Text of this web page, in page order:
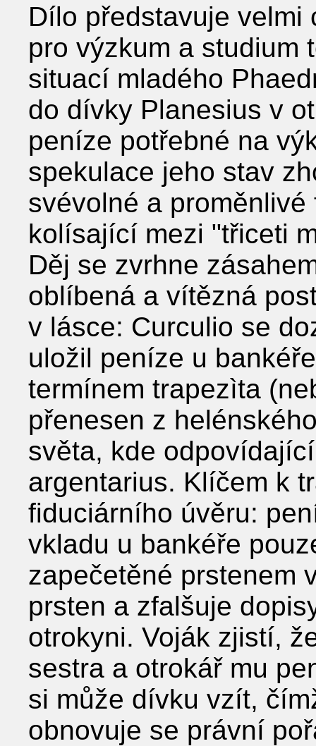
Dílo představuje velmi
pro výzkum a studium
situací mladého
do dívky Planesius v
peníze potřebné na
spekulace jeho stav
svévolné a
kolísající mezi "třiceti
Děj se zvrhne
oblíbená a vítězná
v lásce: Curculio se
uložil peníze u
termínem trapezìta
přenesen z
světa, kde
argentarius. Klíčem k
fiduciárního úvěru:
vkladu u bankéře
zapečetěné prstenem
prsten a zfalšuje
otrokyni. Voják zjistí,
sestra a otrokář mu
si může dívku vzít,
obnovuje se právní